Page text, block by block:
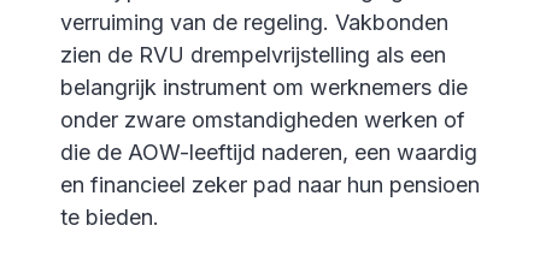
verruiming van de regeling. Vakbonden
zien de RVU drempelvrijstelling als een
belangrijk instrument om werknemers die
onder zware omstandigheden werken of
die de AOW-leeftijd naderen, een waardig
en financieel zeker pad naar hun pensioen
te bieden.